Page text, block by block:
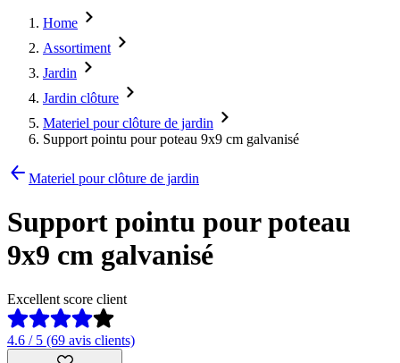
Home
Assortiment
Jardin
Jardin clôture
Materiel pour clôture de jardin
Support pointu pour poteau 9x9 cm galvanisé
Materiel pour clôture de jardin
Support pointu pour poteau
9x9 cm galvanisé
Excellent score client
4.6 / 5 (69 avis clients)